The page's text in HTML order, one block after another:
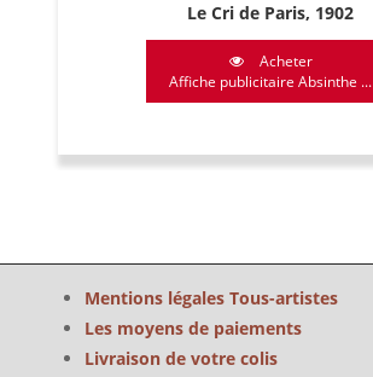
Le Cri de Paris, 1902
Acheter
Affiche publicitaire Absinthe ...
Mentions légales Tous-artistes
Les moyens de paiements
Livraison de votre colis